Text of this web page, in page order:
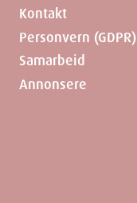
Kontakt
Personvern (GDPR)
Samarbeid
Annonsere